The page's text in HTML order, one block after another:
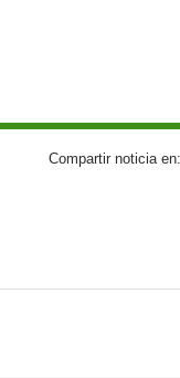
Compartir noticia en: